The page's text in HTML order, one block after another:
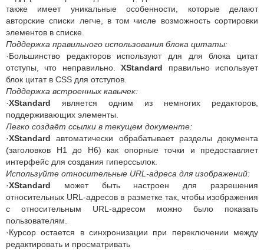
также имеет уникальные особенности, которые делают
авторские списки легче, в том числе возможность сортировки
элементов в списке.
Поддержка правильного использования блока цитаты:
·Большинство редакторов используют для для блока цитат
отступы, что неправильно.XStandard правильно использует
блок цитат в CSS для отступов.
Поддержка встроенных кавычек:
·XStandard является одним из немногих редакторов,
поддерживающих элементы.
Легко создаёт ссылки в текущем документе:
·XStandard автоматически обрабатывает разделы документа
(заголовков H1 до H6) как опорные точки и предоставляет
интерфейс для создания гиперссылок.
Используйте относительные URL-адреса для изображений:
·XStandard может быть настроен для разрешения
относительных URL-адресов в разметке так, чтобы изображения
с относительным URL-адресом можно было показать
пользователям.
·Курсор остается в синхронизации при переключении между
редактировать и просматривать